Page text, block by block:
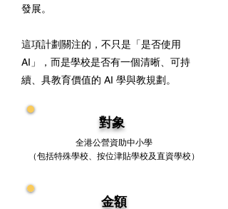
發展。
這項計劃關注的，不只是「是否使用
AI」，而是學校是否有一個清晰、可持
續、具教育價值的 AI 學與教規劃。
對象
全港公營資助中小學
（包括特殊學校、按位津貼學校及直資學校）
金額